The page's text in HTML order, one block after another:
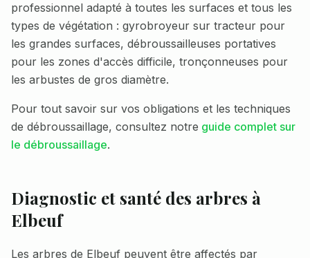
professionnel adapté à toutes les surfaces et tous les
types de végétation : gyrobroyeur sur tracteur pour
les grandes surfaces, débroussailleuses portatives
pour les zones d'accès difficile, tronçonneuses pour
les arbustes de gros diamètre.
Pour tout savoir sur vos obligations et les techniques
de débroussaillage, consultez notre guide complet sur
le débroussaillage.
Diagnostic et santé des arbres à
Elbeuf
Les arbres de Elbeuf peuvent être affectés par